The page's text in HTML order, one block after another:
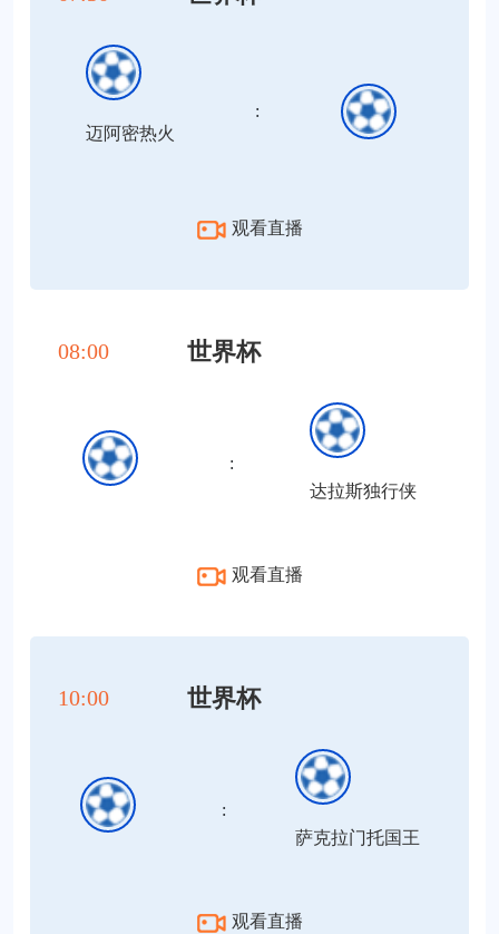
迈阿密热火
:
观看直播
08:00 世界杯
:
达拉斯独行侠
观看直播
10:00 世界杯
:
萨克拉门托国王
观看直播